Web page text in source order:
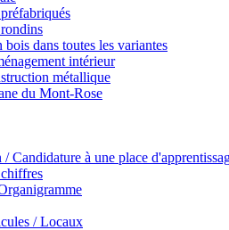
dans toutes les variantes
intérieur
métallique
du Mont-Rose
Candidature à une place
/ Locaux